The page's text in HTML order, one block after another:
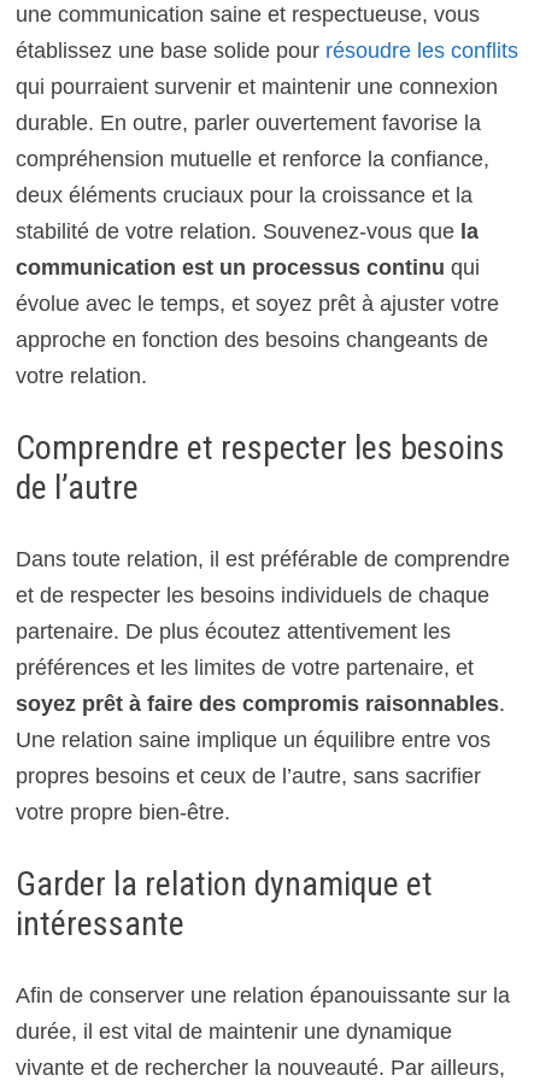
une communication saine et respectueuse, vous
établissez une base solide pour résoudre les conflits
qui pourraient survenir et maintenir une connexion
durable. En outre, parler ouvertement favorise la
compréhension mutuelle et renforce la confiance,
deux éléments cruciaux pour la croissance et la
stabilité de votre relation. Souvenez-vous que la
communication est un processus continu qui
évolue avec le temps, et soyez prêt à ajuster votre
approche en fonction des besoins changeants de
votre relation.
Comprendre et respecter les besoins
de l’autre
Dans toute relation, il est préférable de comprendre
et de respecter les besoins individuels de chaque
partenaire. De plus écoutez attentivement les
préférences et les limites de votre partenaire, et
soyez prêt à faire des compromis raisonnables.
Une relation saine implique un équilibre entre vos
propres besoins et ceux de l’autre, sans sacrifier
votre propre bien-être.
Garder la relation dynamique et
intéressante
Afin de conserver une relation épanouissante sur la
durée, il est vital de maintenir une dynamique
vivante et de rechercher la nouveauté. Par ailleurs,